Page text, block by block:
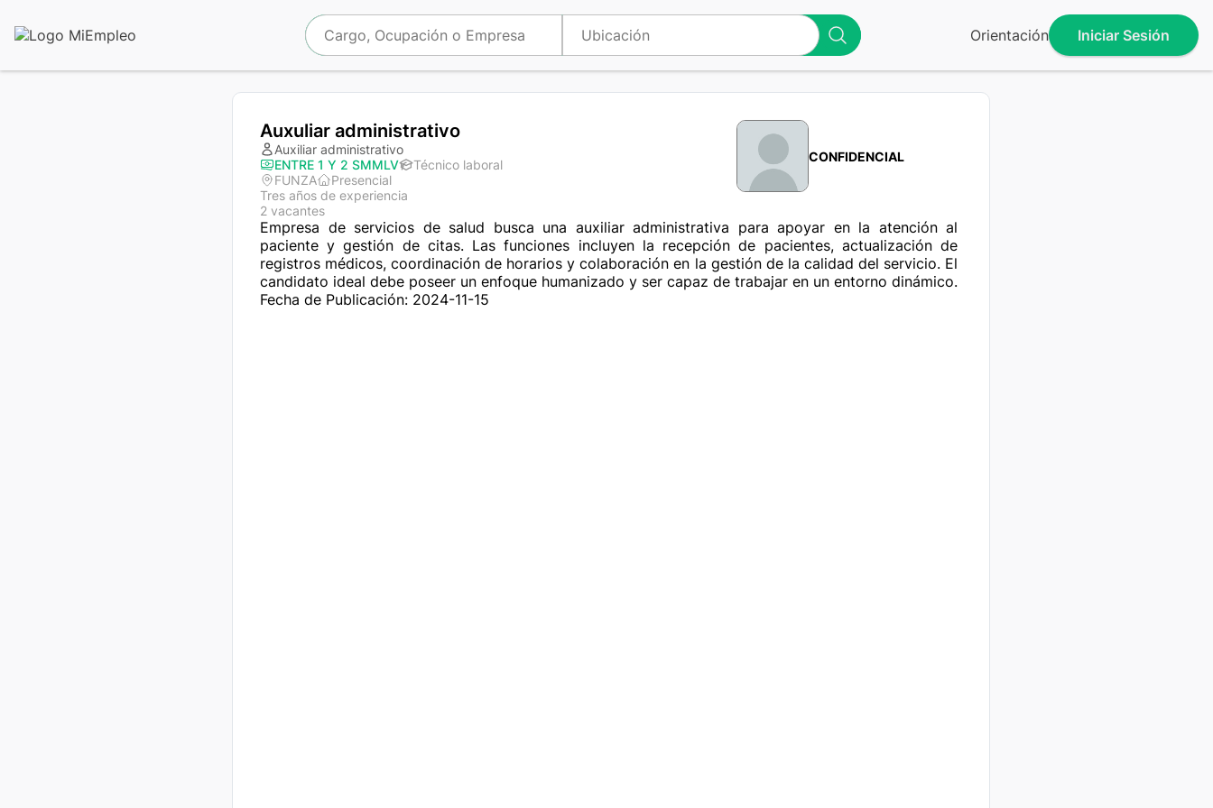
Orientación Iniciar Sesión
Auxuliar administrativo
Auxiliar administrativo
ENTRE 1 Y 2 SMMLV
Técnico laboral
FUNZA
Presencial
Tres años de experiencia
2 vacantes
CONFIDENCIAL
Empresa de servicios de salud busca una auxiliar administrativa para apoyar en la atención al
paciente y gestión de citas. Las funciones incluyen la recepción de pacientes, actualización de
registros médicos, coordinación de horarios y colaboración en la gestión de la calidad del servicio. El
candidato ideal debe poseer un enfoque humanizado y ser capaz de trabajar en un entorno dinámico.
Fecha de Publicación: 2024-11-15